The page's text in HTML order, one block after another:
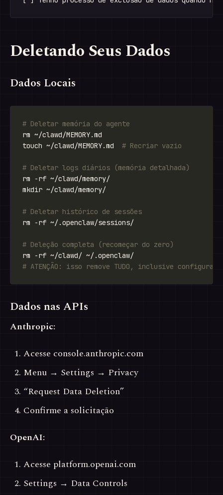
Deletando Seus Dados
Dados Locais
# Deletar memória do agente
touch ~/clawd/MEMORY.md # Recriar vazio
# Deletar logs diários (memória detalhada)
# Deletar histórico de sessões
# Deleção completa (recomeçar do zero)
# ATENÇÃO: isso remove TUDO, inclusive
Dados nas APIs
Anthropic:
Acesse console.anthropic.com
Menu → Settings → Privacy
“Request Data Deletion”
Confirme a solicitação
OpenAI:
Acesse platform.openai.com
Settings → Data Controls